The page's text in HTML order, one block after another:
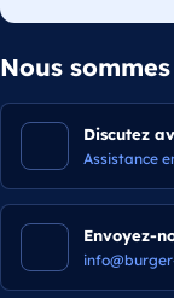
Nous
Discutez
Assistance
Envoyez-